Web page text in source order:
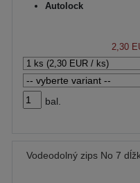
Autolock
2,30
bal.
Vodeodolný zips No 7